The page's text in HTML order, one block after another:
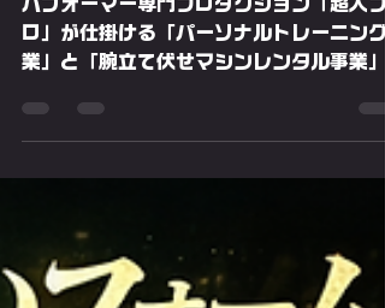
2月6日
読了時間: 15分
超人プロ
パーソナルトレーニング×
腕立て伏せマシン目的別究
パフォーマー専門プロダクション「超人プ
ロ」が仕掛ける「パーソナルトレーニング
業」と「腕立て伏せマシンレンタル事業」